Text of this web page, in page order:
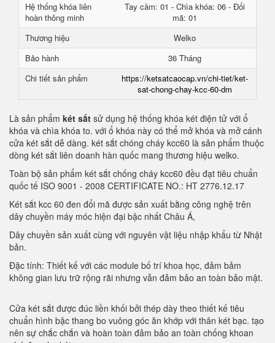
Hệ thống khóa liên
hoàn thông minh
Tay cầm: 01 - Chìa khóa: 06 - Đổi
mã: 01
Thương hiệu
Welko
Bảo hành
36 Tháng
Chi tiết sản phẩm
https://ketsatcaocap.vn/chi-tiet/ket-
sat-chong-chay-kcc-60-dm
Là sản phẩm két sắt sử dụng hệ thống khóa két điện tử với ổ
khóa và chìa khóa to. với ổ khóa này có thể mở khóa và mở cánh
cửa két sắt dễ dàng. két sắt chóng cháy kcc60 là sản phẩm thuộc
dòng két sắt liên doanh hàn quốc mang thương hiệu welko.
Toàn bộ sản phẩm két sắt chống cháy kcc60 đều đạt tiêu chuẩn
quốc tế ISO 9001 - 2008 CERTIFICATE NO.: HT 2776.12.17
Két sắt kcc 60 đen đổi mã được sản xuất bằng công nghệ trên
dây chuyền máy móc hiện đại bậc nhất Châu Á,
Dây chuyền sản xuất cùng với nguyên vật liệu nhập khẩu từ Nhật
bản.
Đặc tính: Thiết kế với các module bố trí khoa học, đảm bảm
không gian lưu trữ rộng rãi nhưng vẫn đảm bảo an toàn bảo mật.
Cửa két sắt được đúc liền khối bởi thép dày theo thiết kế tiêu
chuẩn hình bậc thang bo vuông góc ăn khớp với thân két bạc. tạo
nên sự chắc chắn và hoàn toàn đảm bảo an toàn chống khoan